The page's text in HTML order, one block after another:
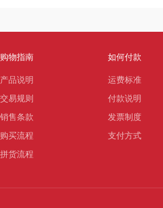
购物指南
产品说明
交易规则
销售条款
购买流程
拼货流程
如何付款
运费标准
付款说明
发票制度
支付方式